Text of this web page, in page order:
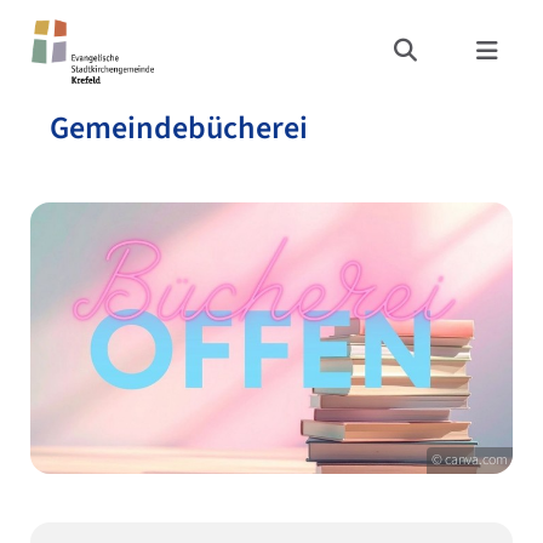
Gemeindebücherei
© canva.com